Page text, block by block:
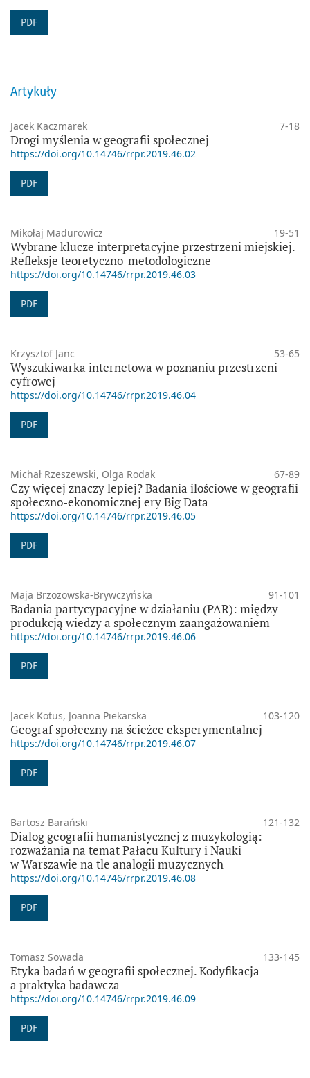
PDF
Artykuły
Jacek Kaczmarek 7-18
Drogi myślenia w geografii społecznej
https://doi.org/10.14746/rrpr.2019.46.02
PDF
Mikołaj Madurowicz 19-51
Wybrane klucze interpretacyjne przestrzeni miejskiej.
Refleksje teoretyczno-metodologiczne
https://doi.org/10.14746/rrpr.2019.46.03
PDF
Krzysztof Janc 53-65
Wyszukiwarka internetowa w poznaniu przestrzeni
cyfrowej
https://doi.org/10.14746/rrpr.2019.46.04
PDF
Michał Rzeszewski, Olga Rodak 67-89
Czy więcej znaczy lepiej? Badania ilościowe w geografii
społeczno-ekonomicznej ery Big Data
https://doi.org/10.14746/rrpr.2019.46.05
PDF
Maja Brzozowska-Brywczyńska 91-101
Badania partycypacyjne w działaniu (PAR): między
produkcją wiedzy a społecznym zaangażowaniem
https://doi.org/10.14746/rrpr.2019.46.06
PDF
Jacek Kotus, Joanna Piekarska 103-120
Geograf społeczny na ścieżce eksperymentalnej
https://doi.org/10.14746/rrpr.2019.46.07
PDF
Bartosz Barański 121-132
Dialog geografii humanistycznej z muzykologią:
rozważania na temat Pałacu Kultury i Nauki
w Warszawie na tle analogii muzycznych
https://doi.org/10.14746/rrpr.2019.46.08
PDF
Tomasz Sowada 133-145
Etyka badań w geografii społecznej. Kodyfikacja
a praktyka badawcza
https://doi.org/10.14746/rrpr.2019.46.09
PDF